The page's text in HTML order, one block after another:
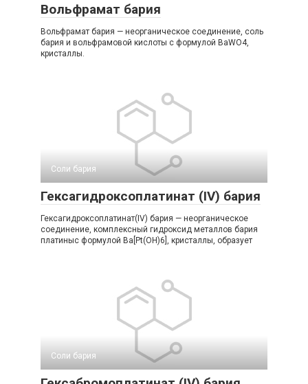
Вольфрамат бария
Вольфрамат бария — неорганическое соединение, соль
бария и вольфрамовой кислоты с формулой BaWO4,
кристаллы.
Соли бария‎
Гексагидроксоплатинат (IV) бария
Гексагидроксоплатинат(IV) бария — неорганическое
соединение, комплексный гидроксид металлов бария
платиныс формулой Ba[Pt(OH)6], кристаллы, образует
Соли бария‎